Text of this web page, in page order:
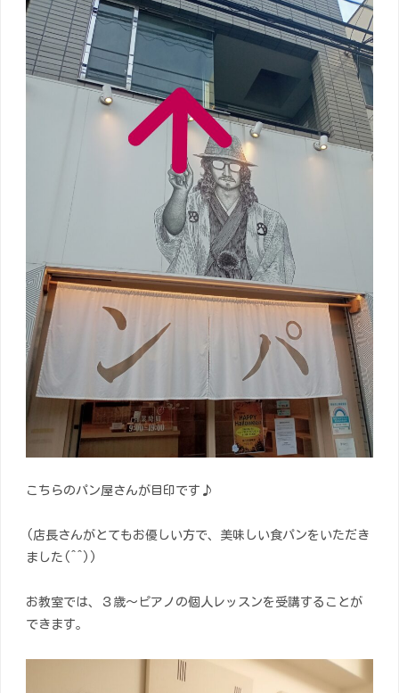
こちらのパン屋さんが目印です♪
(店長さんがとてもお優しい方で、美味しい食パンをいただき
ました(^^))
お教室では、３歳～ピアノの個人レッスンを受講することが
できます。